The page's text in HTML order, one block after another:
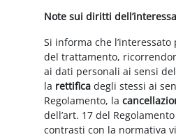
Note sui diritti
Si informa che
del trattamento,
ai dati personali ai sensi
la rettificadegli stessi ai
Regolamento, la
dell’art. 17 del
contrasti con la normativa